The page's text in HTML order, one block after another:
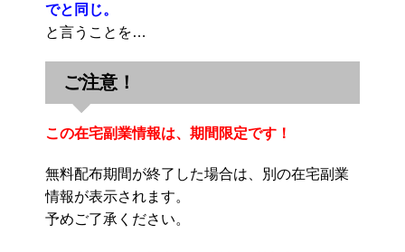
でと同じ。
と言うことを…
ご注意！
この在宅副業情報は、期間限定です！
無料配布期間が終了した場合は、別の在宅副業
情報が表示されます。
予めご了承ください。